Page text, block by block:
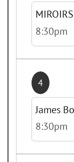
8:30pm
4
James
8:30pm